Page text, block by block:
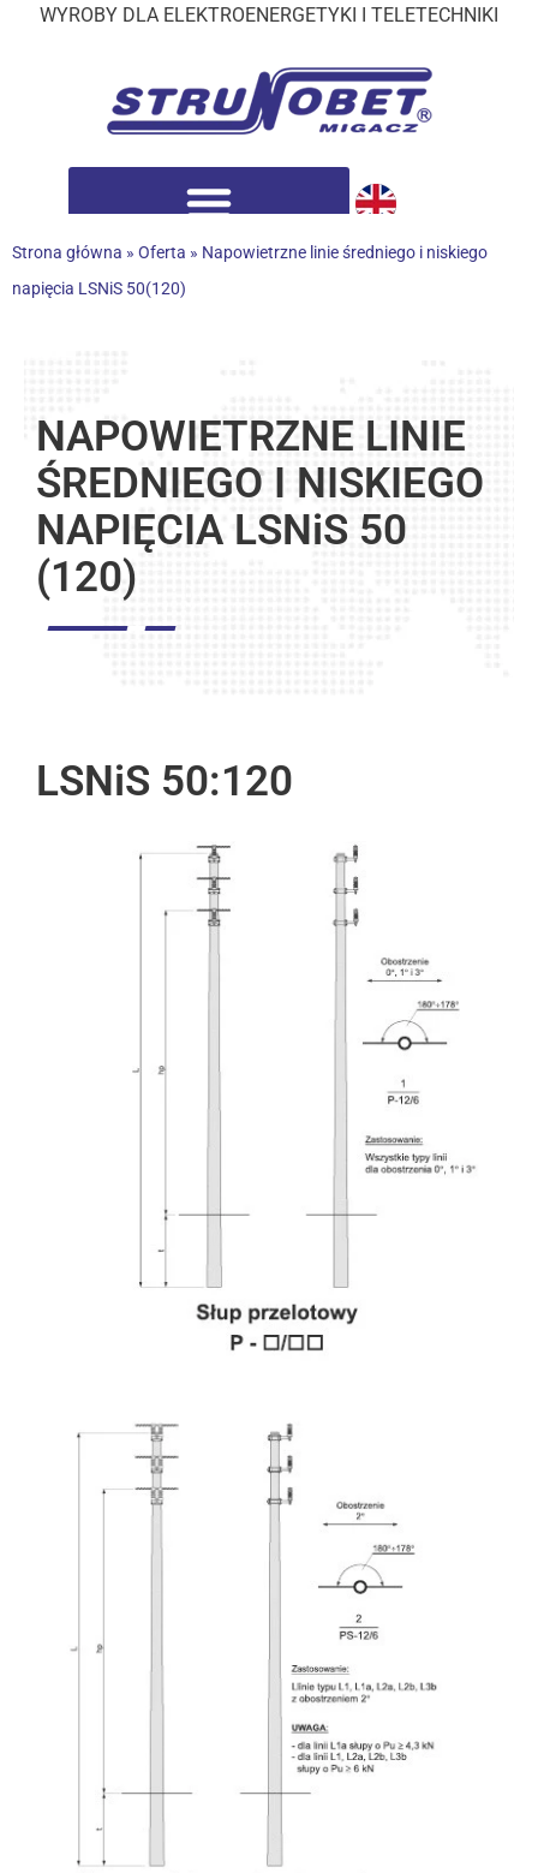
WYROBY DLA ELEKTROENERGETYKI I TELETECHNIKI
Strona główna » Oferta » Napowietrzne linie średniego i niskiego
napięcia LSNiS 50(120)
NAPOWIETRZNE LINIE
ŚREDNIEGO I NISKIEGO
NAPIĘCIA LSNiS 50
(120)
LSNiS 50:120